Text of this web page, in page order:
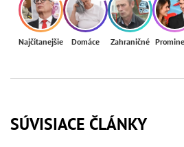
Najčítanejšie Domáce Zahraničné
SÚVISIACE ČLÁNKY